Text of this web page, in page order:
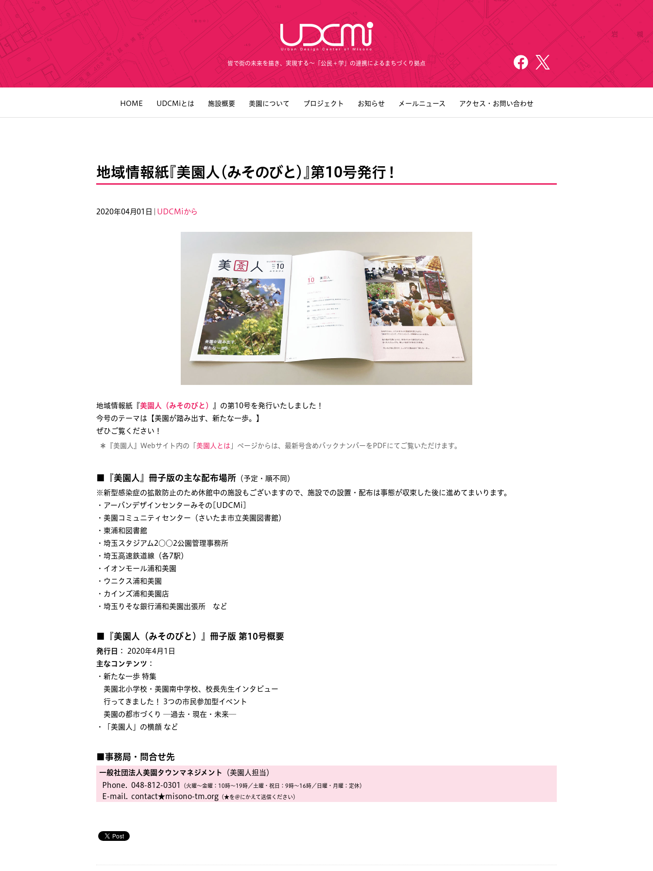
皆で街の未来を描き、実現する～「公民＋学」の連携によるまちづくり拠点
HOME UDCMiとは 施設概要 美園について プロジェクト お知らせ メールニュース アクセス・お問い合わせ
地域情報紙『美園人（みそのびと）』第10号発行！
2020年04月01日｜ UDCMiから
地域情報紙『美園人（みそのびと）
』の第10号を発行いたしました！
今号のテーマは【美園が踏み出す、新たな一歩。】
ぜひご覧ください！
＊ 『美園人』Webサイト内の「 美園人とは 」ページからは、最新号含めバックナンバーをPDFにてご覧いただけます。
■『美園人』冊子版の主な配布場所 （予定・順不同）
※新型感染症の拡散防止のため休館中の施設もございますので、施設での設置・配布は事態が収束した後に進めてまいります。
・アーバンデザインセンターみその[UDCMi]
・美園コミュニティセンター（さいたま市立美園図書館）
・東浦和図書館
・埼玉スタジアム2○○2公園管理事務所
・埼玉高速鉄道線（各7駅）
・イオンモール浦和美園
・ウニクス浦和美園
・カインズ浦和美園店
・埼玉りそな銀行浦和美園出張所 など
■『美園人（みそのびと）』冊子版 第10号概要
発行日
： 2020年4月1日
主なコンテンツ ：
・新たな一歩 特集
美園北小学校・美園南中学校、校長先生インタビュー
行ってきました！ 3つの市民参加型イベント
美園の都市づくり ─過去・現在・未来─
・「美園人」の横顔 など
■事務局・問合せ先
一般社団法人美園タウンマネジメント
（美園人担当）
Phone. 048-812-0301 （火曜〜金曜：10時〜19時／土曜・祝日：9時〜16時／日曜・月曜：定休）
E-mail. contact★misono-tm.org （★を＠にかえて送信ください）